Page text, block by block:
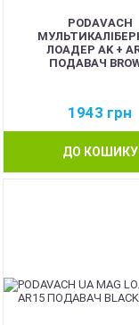
PODAVACH
ЛОАДЕР AK +
ПОДАВАЧ
1943 грн
ДО КОШИКУ